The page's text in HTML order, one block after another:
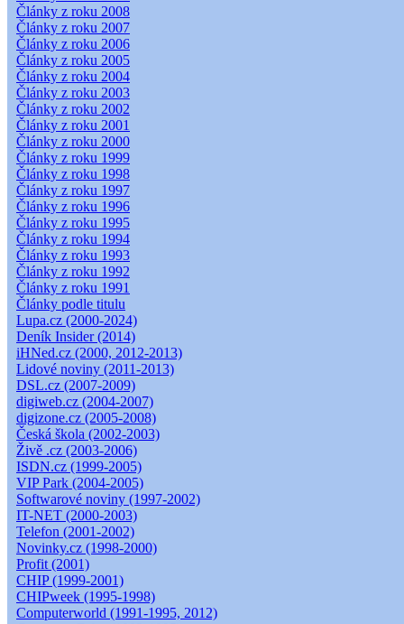
Články z roku 2008
Články z roku 2007
Články z roku 2006
Články z roku 2005
Články z roku 2004
Články z roku 2003
Články z roku 2002
Články z roku 2001
Články z roku 2000
Články z roku 1999
Články z roku 1998
Články z roku 1997
Články z roku 1996
Články z roku 1995
Články z roku 1994
Články z roku 1993
Články z roku 1992
Články z roku 1991
Články podle titulu
Lupa.cz (2000-2024)
Deník Insider (2014)
iHNed.cz (2000, 2012-2013)
Lidové noviny (2011-2013)
DSL.cz (2007-2009)
digiweb.cz (2004-2007)
digizone.cz (2005-2008)
Česká škola (2002-2003)
Živě .cz (2003-2006)
ISDN.cz (1999-2005)
VIP Park (2004-2005)
Softwarové noviny (1997-2002)
IT-NET (2000-2003)
Telefon (2001-2002)
Novinky.cz (1998-2000)
Profit (2001)
CHIP (1999-2001)
CHIPweek (1995-1998)
Computerworld (1991-1995, 2012)